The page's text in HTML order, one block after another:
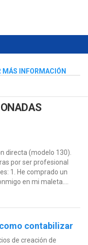
MÁS INFORMACIÓN
directa (modelo 130).
por ser profesional
1. He comprado un
en mi maleta....
contabilizar
de creación de